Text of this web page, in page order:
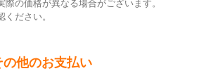
際の価格が異なる場合がございます。
ください。
の他のお支払い